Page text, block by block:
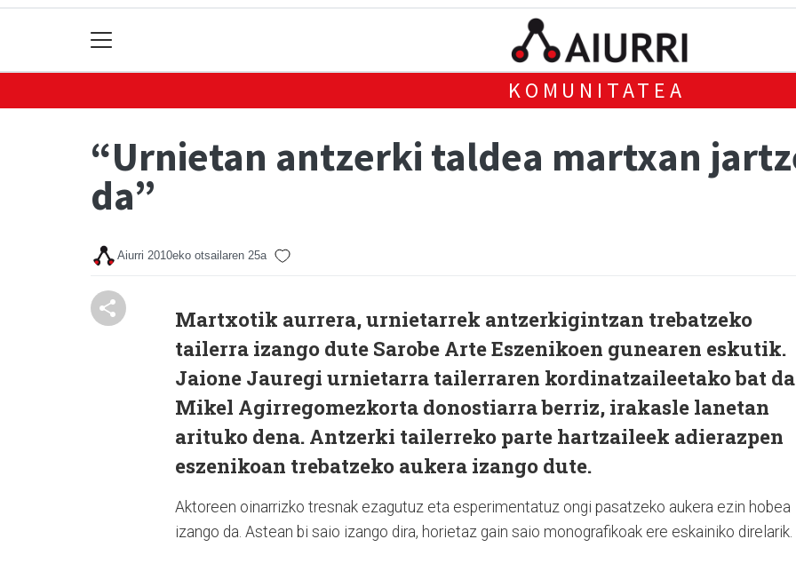
KOMUNITATEA
“Urnietan antzerki taldea martxan
da”
Aiurri 2010eko otsailaren 25a
Martxotik aurrera, urnietarrek antzerkigintzan trebatzeko
tailerra izango dute Sarobe Arte Eszenikoen gunearen eskutik.
Jaione Jauregi urnietarra tailerraren kordinatzaileetako bat
Mikel Agirregomezkorta donostiarra berriz, irakasle lanetan
arituko dena. Antzerki tailerreko parte hartzaileek adierazpen
eszenikoan trebatzeko aukera izango dute.
Aktoreen oinarrizko tresnak ezagutuz eta esperimentatuz ongi pasatzeko aukera ezin hobea
izango da. Astean bi saio izango dira, horietaz gain saio monografikoak ere eskainiko direlarik.